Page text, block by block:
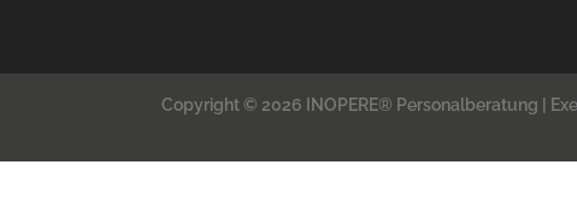
Copyright © 2026 INOPERE® Personalberatung |